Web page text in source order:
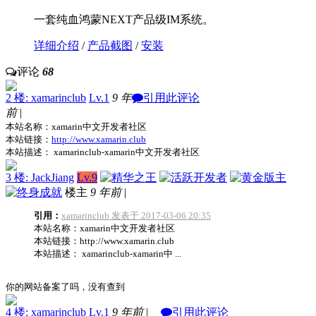
一套纯血鸿蒙NEXT产品级IM系统。
详细介绍 / 产品截图 / 安装
评论 68
引用此评论
2 楼: xamarinclub Lv.1 9 年
前 |
本站名称：xamarin中文开发者社区
本站链接： http://www.xamarin.club
本站描述： xamarinclub-xamarin中文开发者社区
3 楼: JackJiang Lv.9
楼主 9 年前 |
引用： xamarinclub 发表于 2017-03-06 20:35
本站名称：xamarin中文开发者社区
本站链接：http://www.xamarin.club
本站描述： xamarinclub-xamarin中 ...
你的网站备案了吗，没有查到
引用此评论
4 楼: xamarinclub Lv.1 9 年前 |